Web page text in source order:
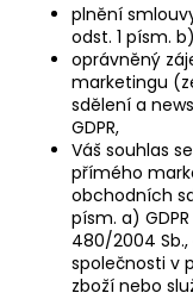
plnění
odst. 1 písm.
oprávněný
marketingu
sdělení a
GDPR,
Váš souhlas
přímého
obchodních
písm. a)
480/2004
společnosti v
zboží nebo
REKLAMNÍ
STOJAN
ÁČKO